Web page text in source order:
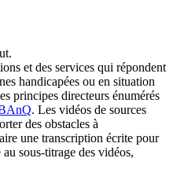
et des services qui répondent
handicapées ou en situation
principes directeurs énumérés
. Les vidéos de sources
des obstacles à
une transcription écrite pour
sous-titrage des vidéos,